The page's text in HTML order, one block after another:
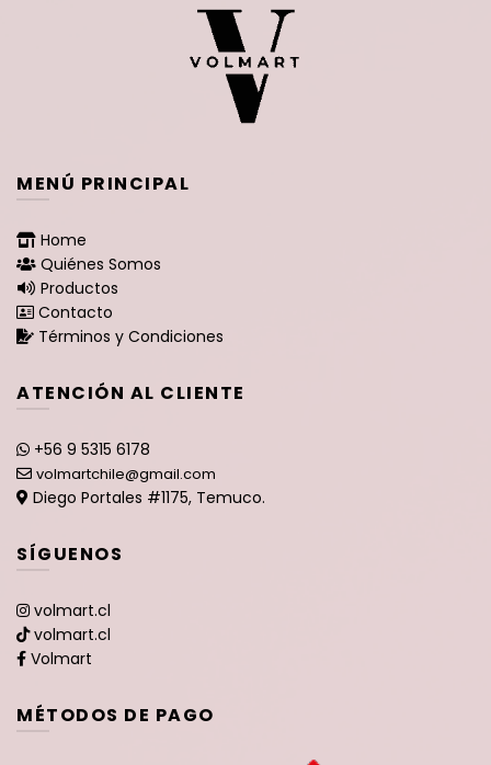
MENÚ PRINCIPAL
Home
Quiénes Somos
Productos
Contacto
Términos y Condiciones
ATENCIÓN AL CLIENTE
+56 9 5315 6178
volmartchile@gmail.com
Diego Portales #1175, Temuco.
SÍGUENOS
volmart.cl
volmart.cl
Volmart
MÉTODOS DE PAGO